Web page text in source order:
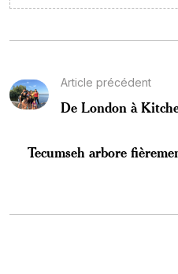
Article précédent
De London à
Tecumseh arbore